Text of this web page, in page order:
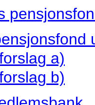
a)
b)